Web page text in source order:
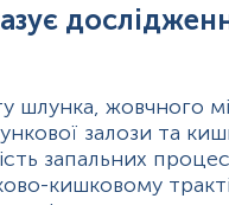
шлунка, жовчного
залози та
запальних
кишковому